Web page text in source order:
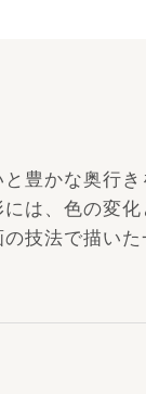
豊かな奥行
は、色の変
技法で描いた